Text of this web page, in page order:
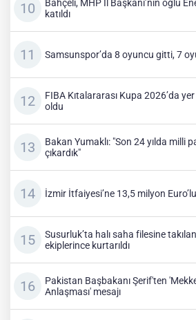
Bahçeli, MHP İl Başkanı’nın oğlu
katıldı
Samsunspor’da 8 oyuncu gitti, 7
FIBA Kıtalararası Kupa 2026’da
oldu
Bakan Yumaklı: "Son 24 yılda milli
çıkardık"
İzmir İtfaiyesi’ne 13,5 milyon
Susurluk’ta halı saha filesine
ekiplerince kurtarıldı
Pakistan Başbakanı Şerif'ten
Anlaşması' mesajı